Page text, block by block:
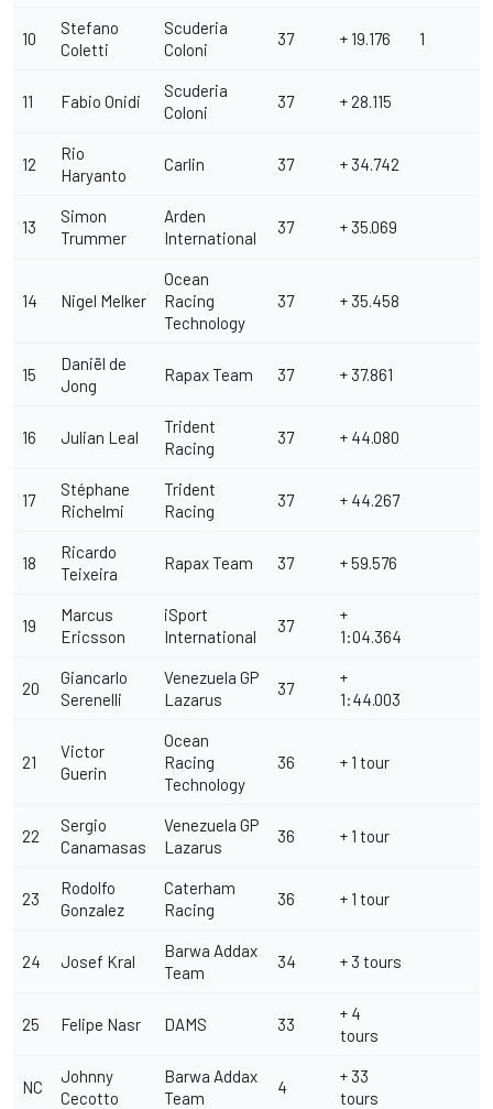
10
Stefano
Coletti
Scuderia
Coloni
37 + 19.176 1
11 Fabio Onidi
Scuderia
Coloni
37 + 28.115
12
Rio
Haryanto
Carlin 37 + 34.742
13
Simon
Trummer
Arden
International
37 + 35.069
14 Nigel Melker
Ocean
Racing
Technology
37 + 35.458
15
Daniël de
Jong
Rapax Team 37 + 37.861
16 Julian Leal
Trident
Racing
37 + 44.080
17
Stéphane
Richelmi
Trident
Racing
37 + 44.267
18
Ricardo
Teixeira
Rapax Team 37 + 59.576
19
Marcus
Ericsson
iSport
International
37
+
1:04.364
20
Giancarlo
Serenelli
Venezuela GP
Lazarus
37
+
1:44.003
21
Victor
Guerin
Ocean
Racing
Technology
36 + 1 tour
22
Sergio
Canamasas
Venezuela GP
Lazarus
36 + 1 tour
23
Rodolfo
Gonzalez
Caterham
Racing
36 + 1 tour
24 Josef Kral
Barwa Addax
Team
34 + 3 tours
25 Felipe Nasr DAMS 33
+ 4
tours
NC
Johnny
Cecotto
Barwa Addax
Team
4
+ 33
tours